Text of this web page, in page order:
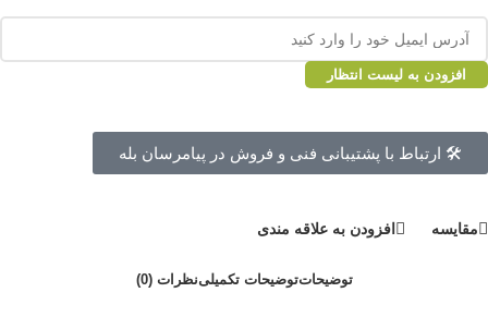
افزودن به لیست انتظار
🛠 ارتباط با پشتیبانی فنی و فروش در پیامرسان بله
مقايسه افزودن به علاقه مندی
توضیحاتتوضیحات تکمیلینظرات (0)